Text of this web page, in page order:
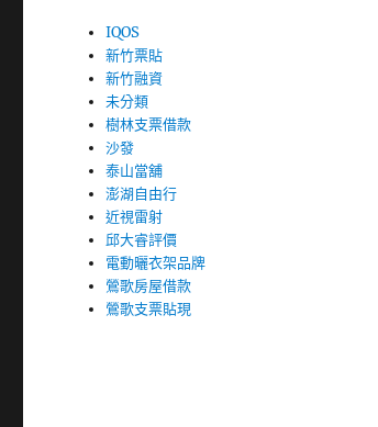
IQOS
新竹票貼
新竹融資
未分類
樹林支票借款
沙發
泰山當舖
澎湖自由行
近視雷射
邱大睿評價
電動曬衣架品牌
鶯歌房屋借款
鶯歌支票貼現